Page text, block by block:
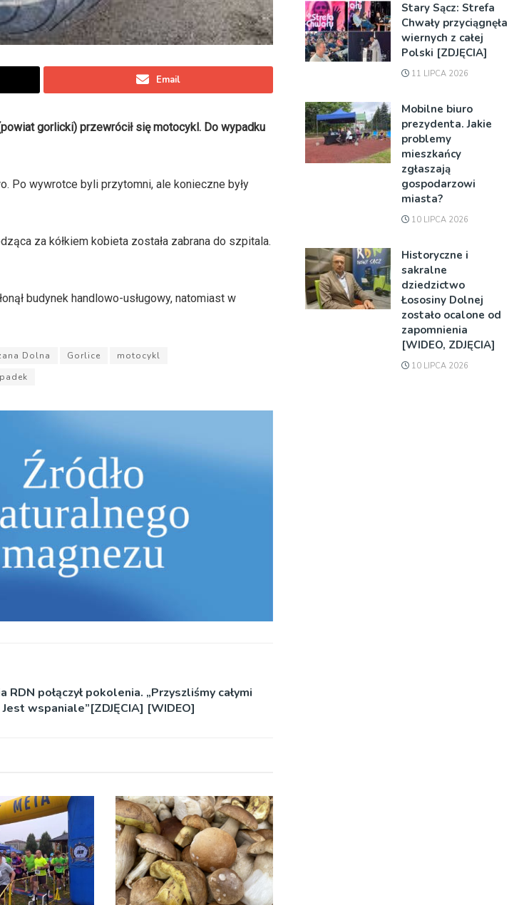
Email
gorlicki) przewrócił się motocykl. Do wypadku
Po wywrotce byli przytomni, ale konieczne były
za kółkiem kobieta została zabrana do szpitala.
budynek handlowo-usługowy, natomiast w
Dolna Gorlice
motocykl
RDN połączył pokolenia. „Przyszliśmy całymi
wspaniale”[ZDJĘCIA] [WIDEO]
Stary Sącz: Strefa
Chwały przyciągnęła
wiernych z całej
Polski [ZDJĘCIA]
11 LIPCA 2026
Mobilne biuro
prezydenta. Jakie
problemy
mieszkańcy
zgłaszają
gospodarzowi
miasta?
10 LIPCA 2026
Historyczne i
sakralne
dziedzictwo
Łososiny Dolnej
zostało ocalone od
zapomnienia
[WIDEO, ZDJĘCIA]
10 LIPCA 2026